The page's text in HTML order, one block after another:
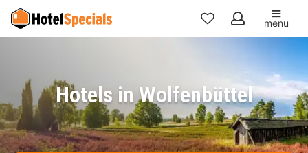
Mijn
favorieten
menu
Hotels in Wolfenbüttel